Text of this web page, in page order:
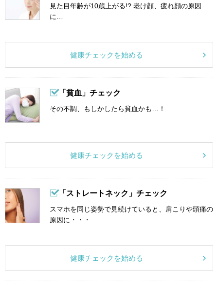
見た目年齢が10歳上がる!? 老け顔、疲れ顔の原因
に…
健康チェックを始める
「貧血」チェック
その不調、もしかしたら貧血かも…！
健康チェックを始める
「ストレートネック」チェック
スマホを同じ姿勢で見続けていると、肩こりや頭痛の
原因に・・・
健康チェックを始める